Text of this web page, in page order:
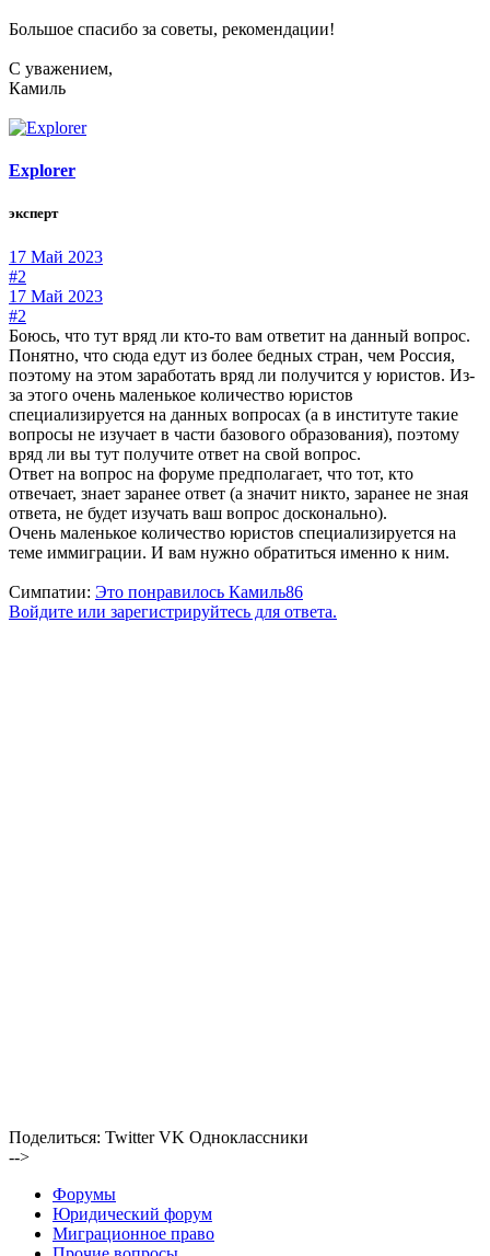
Большое спасибо за советы, рекомендации!
С уважением,
Камиль
Explorer
эксперт
17 Май 2023
#2
17 Май 2023
#2
Боюсь, что тут вряд ли кто-то вам ответит на данный вопрос.
Понятно, что сюда едут из более бедных стран, чем Россия,
поэтому на этом заработать вряд ли получится у юристов. Из-
за этого очень маленькое количество юристов
специализируется на данных вопросах (а в институте такие
вопросы не изучает в части базового образования), поэтому
вряд ли вы тут получите ответ на свой вопрос.
Ответ на вопрос на форуме предполагает, что тот, кто
отвечает, знает заранее ответ (а значит никто, заранее не зная
ответа, не будет изучать ваш вопрос досконально).
Очень маленькое количество юристов специализируется на
теме иммиграции. И вам нужно обратиться именно к ним.
Симпатии: Это понравилось Камиль86
Войдите или зарегистрируйтесь для ответа.
Поделиться: Twitter VK Одноклассники
-->
Форумы
Юридический форум
Миграционное право